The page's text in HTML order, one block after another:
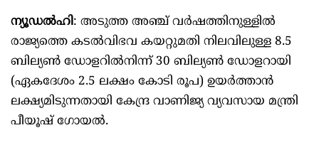
ന്യൂഡൽഹി: അടുത്ത അഞ്ച് വർഷത്തിനുള്ളിൽ
രാജ്യത്തെ കടൽവിഭവ കയറ്റുമതി നിലവിലുള്ള 8.5
ബില്യൺ ഡോളറിൽനിന്ന് 30 ബില്യൺ ഡോളറായി
(ഏകദേശം 2.5 ലക്ഷം കോടി രൂപ) ഉയർത്താൻ
ലക്ഷ്യമിടുന്നതായി കേന്ദ്ര വാണിജ്യ വ്യവസായ മന്ത്രി
പീയൂഷ് ഗോയൽ.